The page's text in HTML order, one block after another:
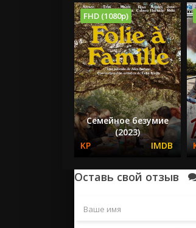
FHD (1080p)
Семейное безумие
(2023)
Оставь свой отзыв